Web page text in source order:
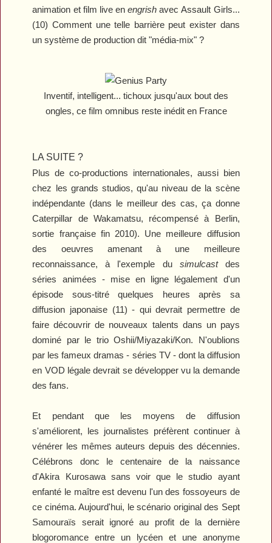
animation et film live enengrish avecAssault Girls...
(10) Comment une telle barrière peut exister dans
un système de production dit "média-mix" ?
Inventif, intelligent... tichoux jusqu'aux bout des
ongles, ce film omnibus reste inédit en France
LA SUITE ?
Plus de co-productions internationales, aussi bien
chez les grands studios, qu'au niveau de la scène
indépendante (dans le meilleur des cas, ça donne
Caterpillar de Wakamatsu, récompensé à Berlin,
sortie française fin 2010). Une meilleure diffusion
des oeuvres amenant à une meilleure
reconnaissance, à l'exemple du simulcastdes
séries animées - mise en ligne légalement d'un
épisode sous-titré quelques heures après sa
diffusion japonaise (11) - qui devrait permettre de
faire découvrir de nouveaux talents dans un pays
dominé par le trio Oshii/Miyazaki/Kon. N'oublions
par les fameux dramas - séries TV - dont la diffusion
en VOD légale devrait se développer vu la demande
des fans.
Et pendant que les moyens de diffusion
s'améliorent, les journalistes préfèrent continuer à
vénérer les mêmes auteurs depuis des décennies.
Célébrons donc le centenaire de la naissance
d'Akira Kurosawa sans voir que le studio ayant
enfanté le maître est devenu l'un des fossoyeurs de
ce cinéma. Aujourd'hui, le scénario original des Sept
Samouraïs serait ignoré au profit de la dernière
blogoromance entre un lycéen et une anonyme